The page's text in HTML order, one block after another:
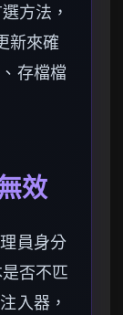
方法，
新來確
存檔檔
效
員身分
否不匹
入器，